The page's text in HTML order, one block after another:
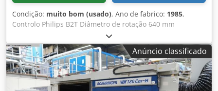
Condição: muito bom (usado), Ano de fabrico: 1985,
Controlo Philips B2T Diâmetro de rotação 640 mm
Diâmetro de usinagem longitudinal 550 mm Diâmetro de
usinagem no cabeçote rotativo 450 mm Comprimento de
torneamento 1000 mm Velocidade de rotação do eixo 2.240
min-1 Djdpezpy Rrefx Ackskr Diâmetro do furo do eixo 103
mm Cabeçote rotativo de 12 posições VDI 60 Transportador
de cavacos
Anúncio classificado